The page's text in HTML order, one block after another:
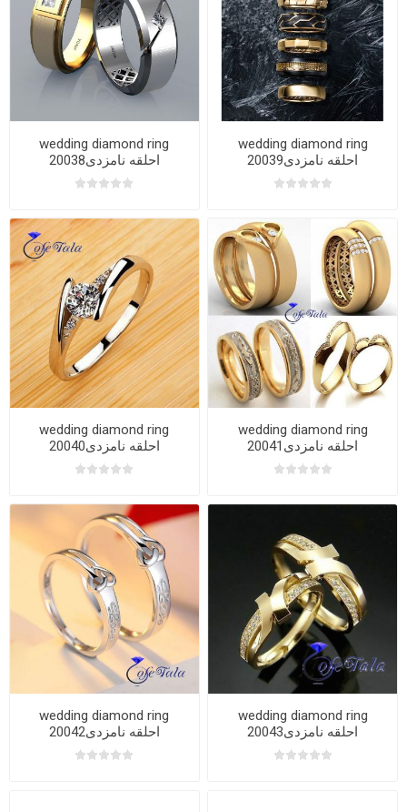
wedding diamond ring
20038احلقه نامزدی
wedding diamond ring
20039احلقه نامزدی
wedding diamond ring
20040احلقه نامزدی
wedding diamond ring
20041احلقه نامزدی
wedding diamond ring
20042احلقه نامزدی
wedding diamond ring
20043احلقه نامزدی